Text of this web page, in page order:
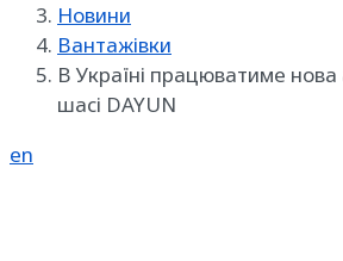
Новини
Вантажівки
В Україні працюватиме
шасі DAYUN
en